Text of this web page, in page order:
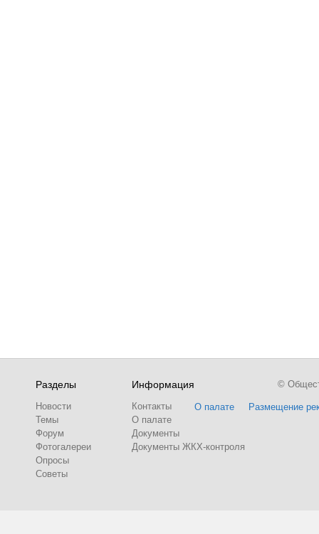
Разделы
Новости
Темы
Форум
Фотогалереи
Опросы
Советы
Информация
Контакты
О палате
Документы
Документы ЖКХ-контроля
О палате Размещение
©